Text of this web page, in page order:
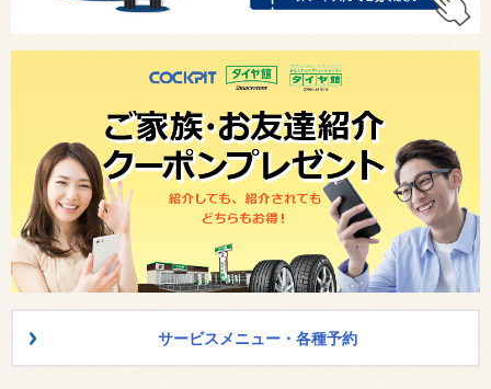
サービスメニュー・各種予約